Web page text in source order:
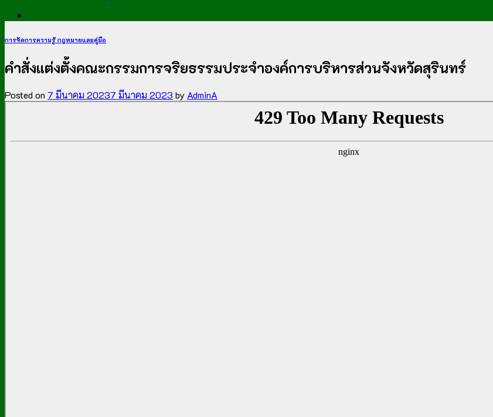
การจัดการความรู้ กฎหมายและคู่มือ
คำสั่งแต่งตั้งคณะกรรมการจริยธรรมประจำองค์การบริหารส่วนจังหวัดสุรินทร์
Posted on 7 มีนาคม 20237 มีนาคม 2023 by AdminA